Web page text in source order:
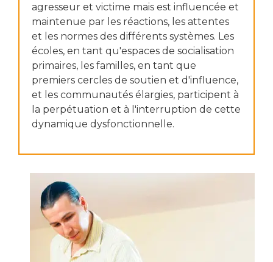
agresseur et victime mais est influencée et
maintenue par les réactions, les attentes
et les normes des différents systèmes. Les
écoles, en tant qu'espaces de socialisation
primaires, les familles, en tant que
premiers cercles de soutien et d'influence,
et les communautés élargies, participent à
la perpétuation et à l'interruption de cette
dynamique dysfonctionnelle.